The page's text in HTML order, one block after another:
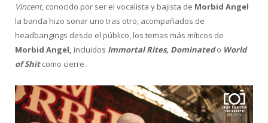
Vincent, conocido por ser el vocalista y bajista de Morbid Angel
la banda hizo sonar uno tras otro, acompañados de
headbangings desde el público, los temas más míticos de
Morbid Angel, incluidos Immortal Rites, Dominated o World
of Shitcomo cierre.